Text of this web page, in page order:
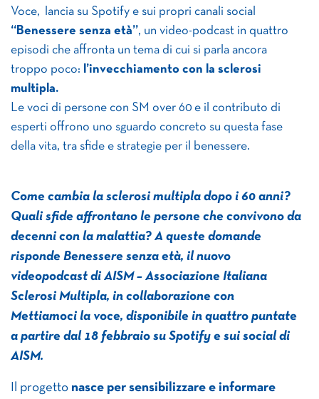
Voce, lancia su Spotify e sui propri canali social
“Benessere senza età”, un video-podcast in quattro
episodi che affronta un tema di cui si parla ancora
troppo poco: l’invecchiamento con la sclerosi
multipla.
Le voci di persone con SM over 60 e il contributo di
esperti offrono uno sguardo concreto su questa fase
della vita, tra sfide e strategie per il benessere.
Come cambia la sclerosi multipla dopo i 60 anni?
Quali sfide affrontano le persone che convivono da
decenni con la malattia? A queste domande
risponde Benessere senza età, il nuovo
videopodcast di AISM – Associazione Italiana
Sclerosi Multipla, in collaborazione con
Mettiamoci la voce, disponibile in quattro puntate
a partire dal 18 febbraio su Spotify e sui social di
AISM.
Il progetto nasce per sensibilizzare e informare